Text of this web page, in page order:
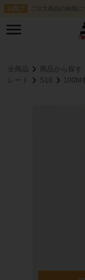
お詫び ご注文商品の納期
全商品 商品から探す
レード
S10 100M